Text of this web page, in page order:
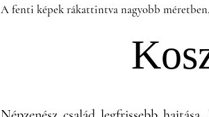
A fenti képek rákattintva nagyobb